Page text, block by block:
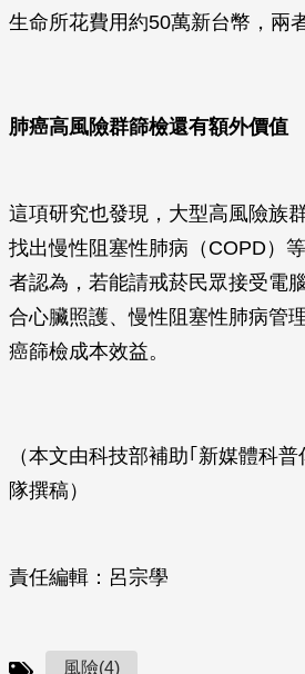
生命所花費用約50萬新台幣，兩
肺癌高風險群篩檢還有額外價值
這項研究也發現，大型高風險族
找出慢性阻塞性肺病（COPD）
者認為，若能請戒菸民眾接受電
合心臟照護、慢性阻塞性肺病管
癌篩檢成本效益。
（本文由科技部補助｢新媒體科
隊撰稿）
責任編輯：呂宗學
風險(4)